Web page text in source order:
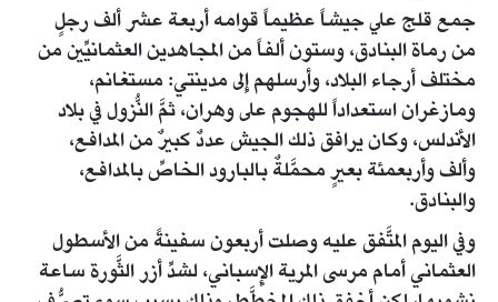
جمع قلج علي جيشاً عظيماً قوامه أربعة عشر ألف رجلٍ
من رماة البنادق، وستون ألفاً من المجاهدين العثمانيِّين من
مختلف أرجاء البلاد، وأرسلهم إِلى مدينتي: مستغانم،
ومازغران استعداداً للهجوم على وهران، ثمَّ النُّزول في بلاد
الأندلس، وكان يرافق ذلك الجيش عددٌ كبيرٌ من المدافع،
وألف وأربعمئة بعيرٍ محمَّلةٌ بالبارود الخاصِّ بالمدافع،
والبنادق.
وفي اليوم المتَّفق عليه وصلت أربعون سفينةً من الأسطول
العثماني أمام مرسى المرية الإِسباني، لشدِّ أزر الثَّورة ساعة